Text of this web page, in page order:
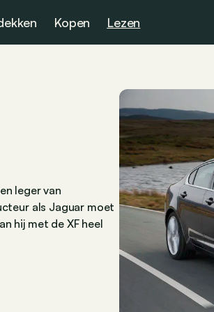
Kopen Lezen
leger van
als Jaguar moet
hij met de XF heel